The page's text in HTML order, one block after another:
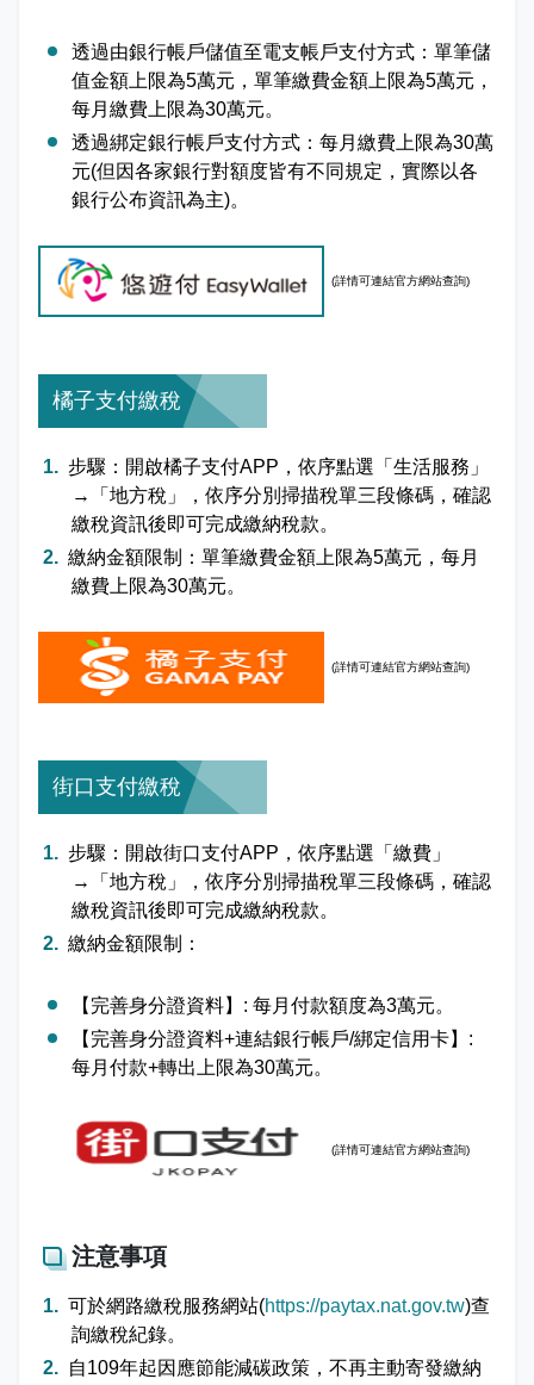
透過由銀行帳戶儲值至電支帳戶支付方式：單筆儲
值金額上限為5萬元，單筆繳費金額上限為5萬元，
每月繳費上限為30萬元。
透過綁定銀行帳戶支付方式：每月繳費上限為30萬
元(但因各家銀行對額度皆有不同規定，實際以各
銀行公布資訊為主)。
(詳情可連結官方網站查詢)
橘子支付繳稅
步驟：開啟橘子支付APP，依序點選「生活服務」
→「地方稅」，依序分別掃描稅單三段條碼，確認
繳稅資訊後即可完成繳納稅款。
繳納金額限制：單筆繳費金額上限為5萬元，每月
繳費上限為30萬元。
(詳情可連結官方網站查詢)
街口支付繳稅
步驟：開啟街口支付APP，依序點選「繳費」
→「地方稅」，依序分別掃描稅單三段條碼，確認
繳稅資訊後即可完成繳納稅款。
繳納金額限制：
【完善身分證資料】: 每月付款額度為3萬元。
【完善身分證資料+連結銀行帳戶/綁定信用卡】:
每月付款+轉出上限為30萬元。
(詳情可連結官方網站查詢)
注意事項
可於網路繳稅服務網站(https://paytax.nat.gov.tw)查
詢繳稅紀錄。
自109年起因應節能減碳政策，不再主動寄發繳納